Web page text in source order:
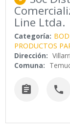
Line Ltda.
Categoría:
PRODUCTOS
Dirección:
Comuna:
 